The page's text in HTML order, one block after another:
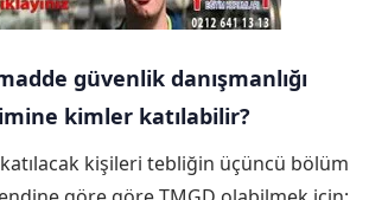
güvenlik danışmanlığı
kimler katılabilir?
kişileri tebliğin üçüncü bölüm